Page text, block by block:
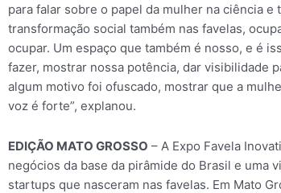
para falar sobre o papel da mulher na ciência e
transformação social também nas favelas,
ocupar. Um espaço que também é nosso, e é
fazer, mostrar nossa potência, dar visibilidade
algum motivo foi ofuscado, mostrar que a
voz é forte”, explanou.
EDIÇÃO MATO GROSSO – A Expo Favela
negócios da base da pirâmide do Brasil e uma
startups que nasceram nas favelas. Em Mato